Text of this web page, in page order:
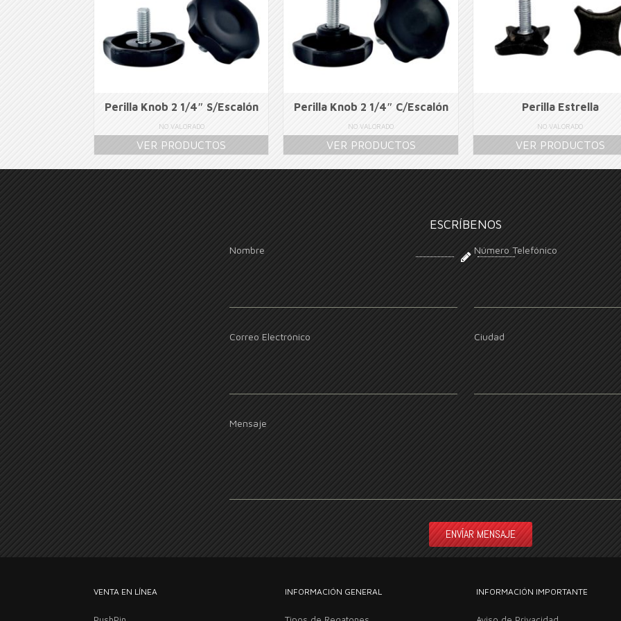
Perilla Knob 2 1/4″ S/Escalón
NO VALORADO
VER PRODUCTOS
Perilla Knob 2 1/4″ C/Escalón
NO VALORADO
VER PRODUCTOS
Perilla Estrella
NO VALORADO
VER PRODUCTOS
ESCRÍBENOS
Nombre
Correo Electrónico
Número Telefónico
Ciudad
Mensaje
VENTA EN LÍNEA INFORMACIÓN GENERAL INFORMACIÓN IMPORTANTE